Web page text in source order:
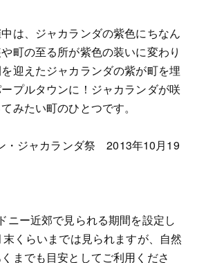
は、ジャカランダの紫色にちなん
町の至る所が紫色の装いに変わり
迎えたジャカランダの紫が町を埋
プルタウンに！ジャカランダが咲
みたい町のひとつです。
・ジャカランダ祭 2013年10月19
ニー近郊で見られる期間を設定し
くらいまでは見られますが、自然
までも目安としてご利用くださ